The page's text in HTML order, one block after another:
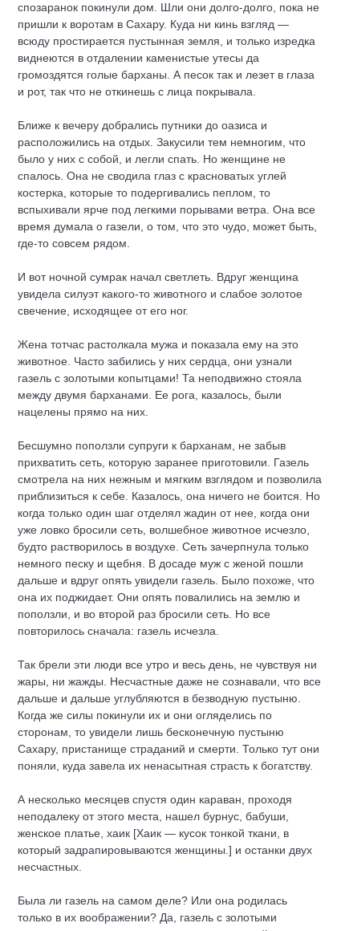
спозаранок покинули дом. Шли они долго-долго, пока не
пришли к воротам в Сахару. Куда ни кинь взгляд —
всюду простирается пустынная земля, и только изредка
виднеются в отдалении каменистые утесы да
громоздятся голые барханы. А песок так и лезет в глаза
и рот, так что не откинешь с лица покрывала.
Ближе к вечеру добрались путники до оазиса и
расположились на отдых. Закусили тем немногим, что
было у них с собой, и легли спать. Но женщине не
спалось. Она не сводила глаз с красноватых углей
костерка, которые то подергивались пеплом, то
вспыхивали ярче под легкими порывами ветра. Она все
время думала о газели, о том, что это чудо, может быть,
где-то совсем рядом.
И вот ночной сумрак начал светлеть. Вдруг женщина
увидела силуэт какого-то животного и слабое золотое
свечение, исходящее от его ног.
Жена тотчас растолкала мужа и показала ему на это
животное. Часто забились у них сердца, они узнали
газель с золотыми копытцами! Та неподвижно стояла
между двумя барханами. Ее рога, казалось, были
нацелены прямо на них.
Бесшумно поползли супруги к барханам, не забыв
прихватить сеть, которую заранее приготовили. Газель
смотрела на них нежным и мягким взглядом и позволила
приблизиться к себе. Казалось, она ничего не боится. Но
когда только один шаг отделял жадин от нее, когда они
уже ловко бросили сеть, волшебное животное исчезло,
будто растворилось в воздухе. Сеть зачерпнула только
немного песку и щебня. В досаде муж с женой пошли
дальше и вдруг опять увидели газель. Было похоже, что
она их поджидает. Они опять повалились на землю и
поползли, и во второй раз бросили сеть. Но все
повторилось сначала: газель исчезла.
Так брели эти люди все утро и весь день, не чувствуя ни
жары, ни жажды. Несчастные даже не сознавали, что все
дальше и дальше углубляются в безводную пустыню.
Когда же силы покинули их и они огляделись по
сторонам, то увидели лишь бесконечную пустыню
Сахару, пристанище страданий и смерти. Только тут они
поняли, куда завела их ненасытная страсть к богатству.
А несколько месяцев спустя один караван, проходя
неподалеку от этого места, нашел бурнус, бабуши,
женское платье, хаик [Хаик — кусок тонкой ткани, в
который задрапировываются женщины.] и останки двух
несчастных.
Была ли газель на самом деле? Или она родилась
только в их воображении? Да, газель с золотыми